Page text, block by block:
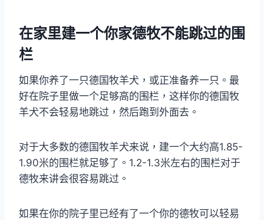
在家里建一个你家德牧不能跳过的围
栏
如果你养了一只德国牧羊犬，或正准备养一只。最
好在院子里做一个足够高的围栏，这样你的德国牧
羊犬不会轻易地跳过，然后跑到外面去。
对于大多数的德国牧羊犬来说，建一个大约高1.85-
1.90米的围栏就足够了。1.2-1.3米左右的围栏对于
德牧来讲会很容易跳过。
如果在你的院子里已经有了一个你的德牧可以轻易